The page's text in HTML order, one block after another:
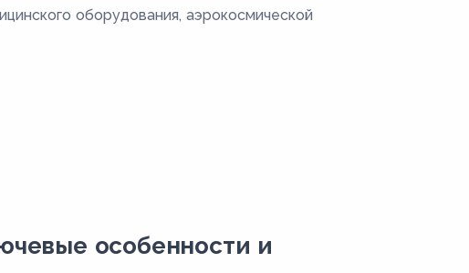
оборудования, аэрокосмической
особенности и